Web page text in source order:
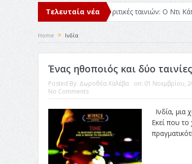
Τελευταία νέα
μέσα στο 2025 Κριτικές ταινιών: Ο Ντι Κάπριο
Home Ινδία
Ένας ηθοποιός και δύο
Posted By: Δωροθέα Χαλέβα on: 01 Νοεμβρίου,
No Comments
Ινδία, μια
Εκεί που το